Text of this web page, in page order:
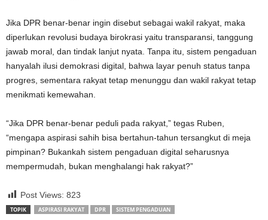
Jika DPR benar-benar ingin disebut sebagai wakil rakyat, maka
diperlukan revolusi budaya birokrasi yaitu transparansi, tanggung
jawab moral, dan tindak lanjut nyata. Tanpa itu, sistem pengaduan
hanyalah ilusi demokrasi digital, bahwa layar penuh status tanpa
progres, sementara rakyat tetap menunggu dan wakil rakyat tetap
menikmati kemewahan.
“Jika DPR benar-benar peduli pada rakyat,” tegas Ruben,
“mengapa aspirasi sahih bisa bertahun-tahun tersangkut di meja
pimpinan? Bukankah sistem pengaduan digital seharusnya
mempermudah, bukan menghalangi hak rakyat?”
Post Views: 823
TOPIK ASPIRASI RAKYAT DPR SISTEM PENGADUAN